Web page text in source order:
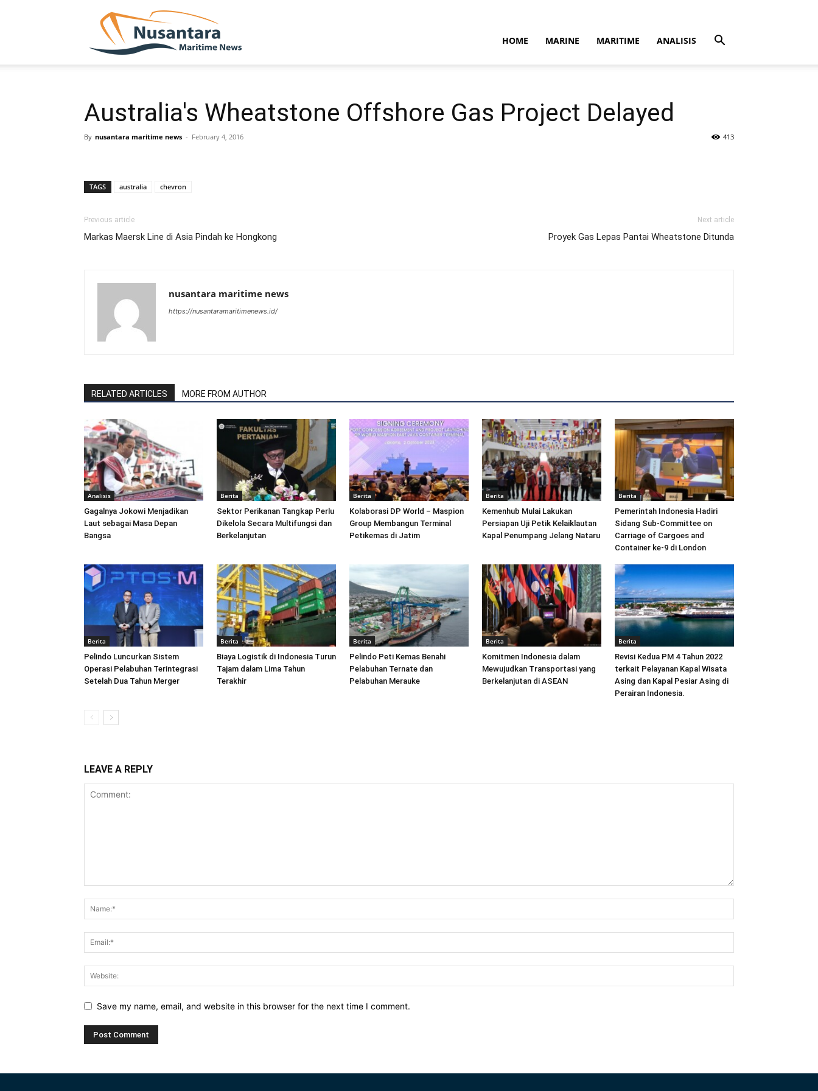
HOME MARINE MARITIME ANALISIS
Australia's Wheatstone Offshore Gas Project Delayed
By nusantara maritime news - February 4, 2016 413
TAGS australia chevron
Previous article
Markas Maersk Line di Asia Pindah ke Hongkong
Next article
Proyek Gas Lepas Pantai Wheatstone Ditunda
nusantara maritime news
https://nusantaramaritimenews.id/
RELATED ARTICLES MORE FROM AUTHOR
Analisis
Gagalnya Jokowi Menjadikan
Laut sebagai Masa Depan
Bangsa
Berita
Sektor Perikanan Tangkap Perlu
Dikelola Secara Multifungsi dan
Berkelanjutan
Berita
Kolaborasi DP World – Maspion
Group Membangun Terminal
Petikemas di Jatim
Berita
Kemenhub Mulai Lakukan
Persiapan Uji Petik Kelaiklautan
Kapal Penumpang Jelang Nataru
Berita
Pemerintah Indonesia Hadiri
Sidang Sub-Committee on
Carriage of Cargoes and
Container ke-9 di London
Berita
Pelindo Luncurkan Sistem
Operasi Pelabuhan Terintegrasi
Setelah Dua Tahun Merger
Berita
Biaya Logistik di Indonesia Turun
Tajam dalam Lima Tahun
Terakhir
Berita
Pelindo Peti Kemas Benahi
Pelabuhan Ternate dan
Pelabuhan Merauke
Berita
Komitmen Indonesia dalam
Mewujudkan Transportasi yang
Berkelanjutan di ASEAN
Berita
Revisi Kedua PM 4 Tahun 2022
terkait Pelayanan Kapal Wisata
Asing dan Kapal Pesiar Asing di
Perairan Indonesia.
LEAVE A REPLY
Save my name, email, and website in this browser for the next time I comment.